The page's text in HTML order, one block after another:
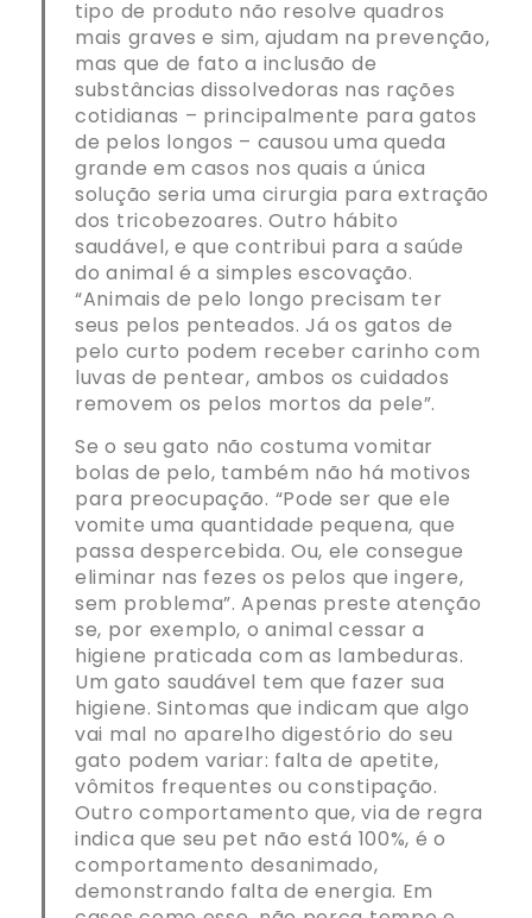
tipo de produto não resolve quadros
mais graves e sim, ajudam na prevenção,
mas que de fato a inclusão de
substâncias dissolvedoras nas rações
cotidianas – principalmente para gatos
de pelos longos – causou uma queda
grande em casos nos quais a única
solução seria uma cirurgia para extração
dos tricobezoares. Outro hábito
saudável, e que contribui para a saúde
do animal é a simples escovação.
“Animais de pelo longo precisam ter
seus pelos penteados. Já os gatos de
pelo curto podem receber carinho com
luvas de pentear, ambos os cuidados
removem os pelos mortos da pele”.
Se o seu gato não costuma vomitar
bolas de pelo, também não há motivos
para preocupação. “Pode ser que ele
vomite uma quantidade pequena, que
passa despercebida. Ou, ele consegue
eliminar nas fezes os pelos que ingere,
sem problema”. Apenas preste atenção
se, por exemplo, o animal cessar a
higiene praticada com as lambeduras.
Um gato saudável tem que fazer sua
higiene. Sintomas que indicam que algo
vai mal no aparelho digestório do seu
gato podem variar: falta de apetite,
vômitos frequentes ou constipação.
Outro comportamento que, via de regra
indica que seu pet não está 100%, é o
comportamento desanimado,
demonstrando falta de energia. Em